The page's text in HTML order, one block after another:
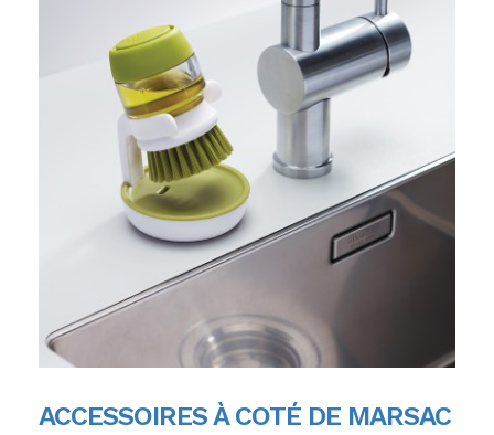
ACCESSOIRES À COTÉ DE MARSAC